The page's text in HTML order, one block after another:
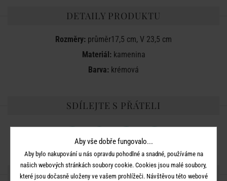
DETAILY PRODUKTU
Rozměry: průměr17,5 cm, V 23,5 cm
Materiál:kamenina
Barva: krémová
SDÍLEJTE S PŘÁTELI
DALŠÍ PRODUKTY ZE SÉRIE
Aby vše dobře fungovalo...
Aby bylo nakupování u nás opravdu pohodlné a snadné, používáme na
našich webových stránkách soubory cookie. Cookies jsou malé soubory,
které jsou dočasně uloženy ve vašem prohlížeči. Návštěvou této webové